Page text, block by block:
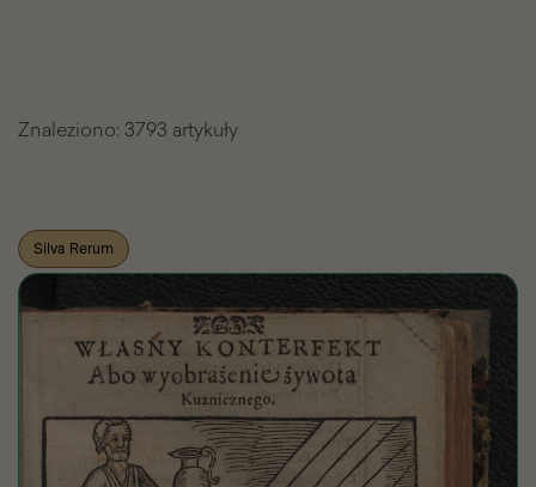
Znaleziono: 3793 artykuły
Lista
znalezionych
artykułów
Pasażu
Wiedzy
Silva Rerum